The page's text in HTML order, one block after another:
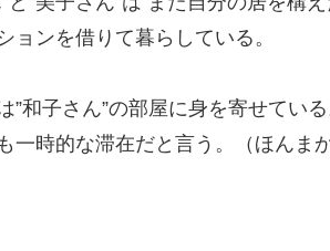
ョンを借りて暮らしている。
”和子さん”の部屋に身を寄せている
一時的な滞在だと言う。（ほんまか